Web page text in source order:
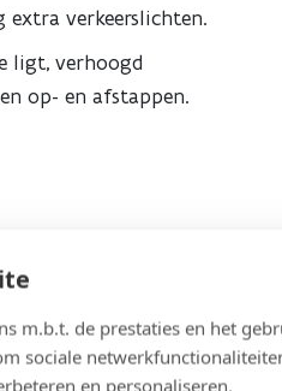
m.b.t. de prestaties en het
sociale
en personaliseren.
extra verkeerslichten.
ligt, verhoogd
op- en afstappen.
die uit